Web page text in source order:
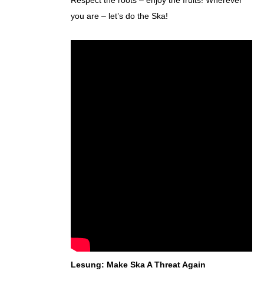
you are – let’s do the Ska!
Lesung: Make Ska A Threat Again